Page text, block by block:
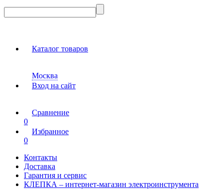
Каталог товаров
Москва
Вход на сайт
Сравнение
0
Избранное
0
Контакты
Доставка
Гарантия и сервис
КЛЕПКА – интернет-магазин электроинструмента